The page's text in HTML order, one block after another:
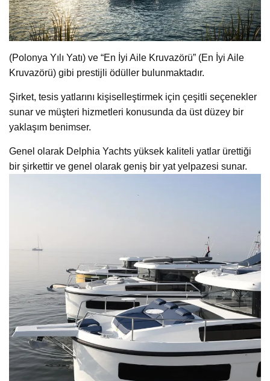
(Polonya Yılı Yatı) ve “En İyi Aile Kruvazörü” (En İyi Aile
Kruvazörü) gibi prestijli ödüller bulunmaktadır.
Şirket, tesis yatlarını kişiselleştirmek için çeşitli seçenekler
sunar ve müşteri hizmetleri konusunda da üst düzey bir
yaklaşım benimser.
Genel olarak Delphia Yachts yüksek kaliteli yatlar ürettiği
bir şirkettir ve genel olarak geniş bir yat yelpazesi sunar.